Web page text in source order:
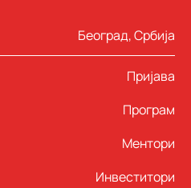
Београд, Србија
Пријава
Програм
Ментори
Инвеститори